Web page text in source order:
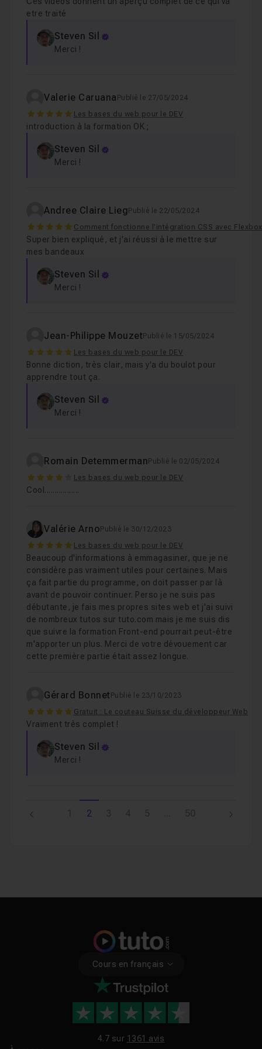
etre traité
Steven Sil
Merci !
Valerie Caruana Publié le 27/05/2024
5 Les bases du web pour le DEV
introduction à la formation OK ;
Steven Sil
Merci !
Andree Claire Lieg Publié le 22/05/2024
5 Comment fonctionne l'intégration CSS avec
Super bien expliqué, et j'ai réussi à le mettre sur
mes bandeaux
Steven Sil
Merci !
Jean-Philippe Mouzet Publié le 15/05/2024
5 Les bases du web pour le DEV
Bonne diction, très clair, mais y'a du boulot pour
apprendre tout ça.
Steven Sil
Merci !
Romain Detemmerman Publié le 02/05/2024
4 Les bases du web pour le DEV
Cool.................
Valérie Arno Publié le 30/12/2023
5 Les bases du web pour le DEV
Beaucoup d'informations à emmagasiner, que je ne
considère pas vraiment utiles pour certaines. Mais
ça fait partie du programme, on doit passer par là
avant de pouvoir continuer. Perso je ne suis pas
débutante, je fais mes propres sites web et j'ai suivi
de nombreux tutos sur tuto.com mais je me suis dis
que suivre la formation Front-end pourrait peut-être
m'apporter un plus. Merci de votre dévouement car
cette première partie était assez longue.
Gérard Bonnet Publié le 23/10/2023
5 Gratuit : Le couteau Suisse du développeur Web
Vraiment très complet !
Steven Sil
Merci !
2
Cours en français
4.7 sur 1361 avis